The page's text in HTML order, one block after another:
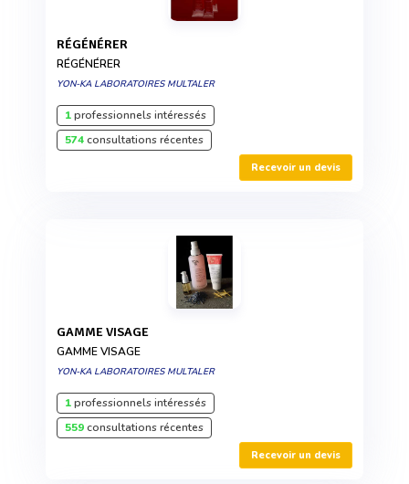
RÉGÉNÉRER
RÉGÉNÉRER
YON-KA LABORATOIRES MULTALER
1professionnels intéressés
574consultations récentes
Recevoir un devis
GAMME VISAGE
GAMME VISAGE
YON-KA LABORATOIRES MULTALER
1professionnels intéressés
559consultations récentes
Recevoir un devis